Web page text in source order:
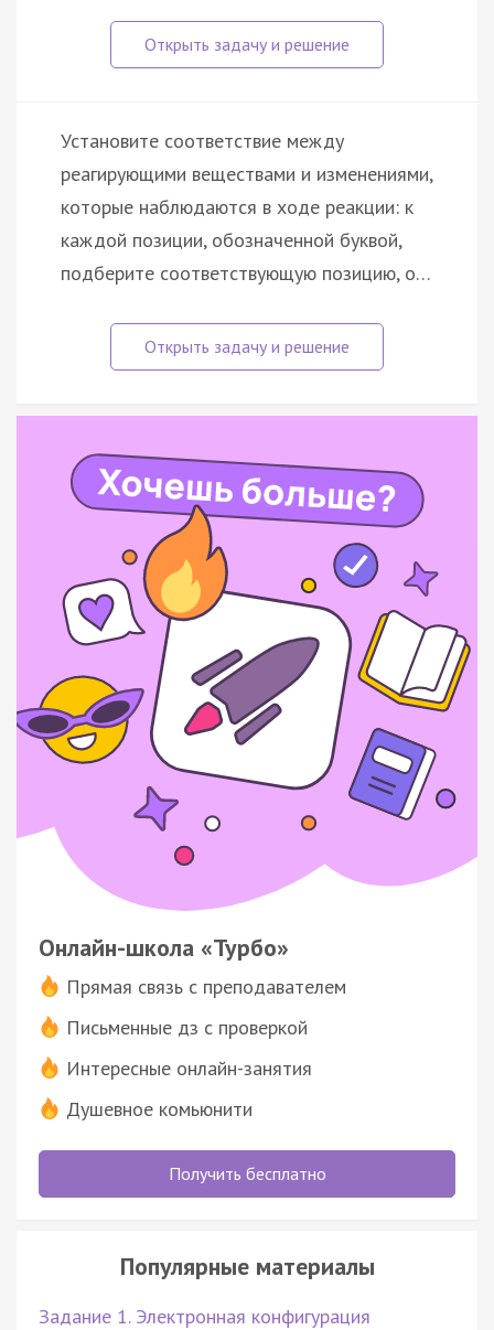
Установите соответствие между
реагирующими веществами и изменениями,
которые наблюдаются в ходе реакции: к
каждой позиции, обозначенной буквой,
подберите соответствующую позицию, о…
Онлайн-школа «Турбо»
Прямая связь с преподавателем
Письменные дз с проверкой
Интересные онлайн-занятия
Душевное комьюнити
Получить бесплатно
Популярные материалы
Задание 1. Электронная конфигурация